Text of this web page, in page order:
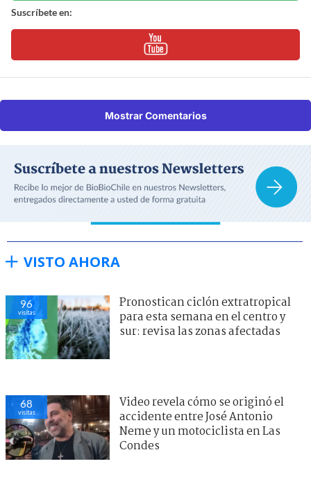
Suscríbete en:
Mostrar Comentarios
VISTO AHORA
96
visitas
Pronostican ciclón extratropical
para esta semana en el centro y
sur: revisa las zonas afectadas
68
visitas
Video revela cómo se originó el
accidente entre José Antonio
Neme y un motociclista en Las
Condes